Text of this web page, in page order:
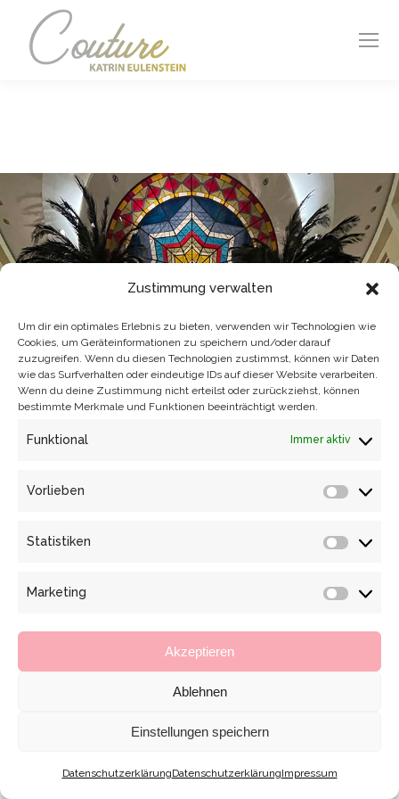
Zustimmung verwalten
Um dir ein optimales Erlebnis zu bieten, verwenden wir Technologien wie
Cookies, um Geräteinformationen zu speichern und/oder darauf
zuzugreifen. Wenn du diesen Technologien zustimmst, können wir Daten
wie das Surfverhalten oder eindeutige IDs auf dieser Website verarbeiten.
Wenn du deine Zustimmung nicht erteilst oder zurückziehst, können
bestimmte Merkmale und Funktionen beeinträchtigt werden.
Funktional Immer aktiv
Vorlieben
Statistiken
Marketing
Akzeptieren
Ablehnen
Einstellungen speichern
DatenschutzerklärungDatenschutzerklärungImpressum